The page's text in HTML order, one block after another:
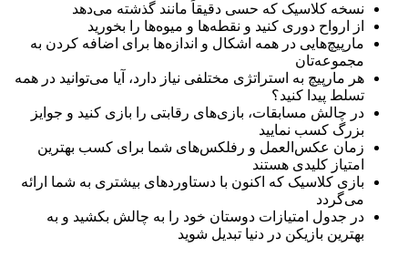
نسخه کلاسیک که حسی دقیقاً مانند گذشته می‌دهد
از ارواح دوری کنید و نقطه‌ها و میوه‌ها را بخورید
مارپیچ‌هایی در همه اشکال و اندازه‌ها برای اضافه کردن به
مجموعه‌تان
هر مارپیچ به استراتژی مختلفی نیاز دارد، آیا می‌توانید در همه
تسلط پیدا کنید؟
در چالش مسابقات، بازی‌های رقابتی را بازی کنید و جوایز
بزرگ کسب نمایید
زمان عکس‌العمل و رفلکس‌های شما برای کسب بهترین
امتیاز کلیدی هستند
بازی کلاسیک که اکنون با دستاوردهای بیشتری به شما ارائه
می‌گردد
در جدول امتیازات دوستان خود را به چالش بکشید و به
بهترین بازیکن در دنیا تبدیل شوید